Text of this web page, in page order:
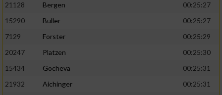
21128
Bergen
00:25:27
15290
Buller
00:25:27
7129
Forster
00:25:29
20247
Platzen
00:25:30
15434
Gocheva
00:25:31
21932
Aichinger
00:25:31